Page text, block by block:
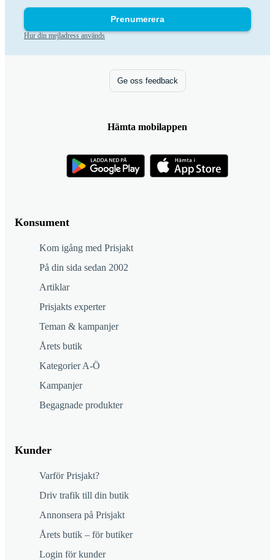
Prenumerera
Hur din mejladress används
Konsument
Kom igång med Prisjakt
På din sida sedan 2002
Artiklar
Prisjakts experter
Teman & kampanjer
Årets butik
Kategorier A-Ö
Kampanjer
Begagnade produkter
Kunder
Varför Prisjakt?
Driv trafik till din butik
Annonsera på Prisjakt
Årets butik – för butiker
Login för kunder
Ge oss feedback
Hämta mobilappen